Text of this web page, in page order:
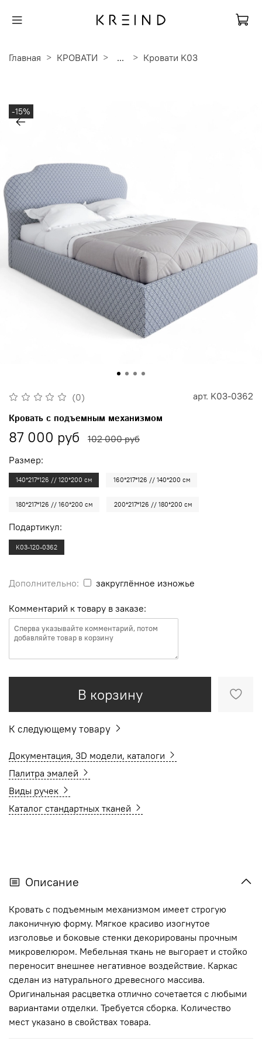
Главная КРОВАТИ ... Кровати K03
-15%
(0) арт. K03-0362
Кровать с подъемным механизмом
87 000 руб 102 000 руб
Дополнительно: закруглённое изножье
Комментарий к товару в заказе:
В корзину
К следующему товару
Документация, 3D модели, каталоги
Палитра эмалей
Виды ручек
Каталог стандартных тканей
Размер:
140*217*126 // 120*200 см 160*217*126 // 140*200 см
180*217*126 // 160*200 см 200*217*126 // 180*200 см
Подартикул:
K03-120-0362
Описание
Кровать с подъемным механизмом имеет строгую
лаконичную форму. Мягкое красиво изогнутое
изголовье и боковые стенки декорированы прочным
микровелюром. Мебельная ткань не выгорает и стойко
переносит внешнее негативное воздействие. Каркас
сделан из натурального древесного массива.
Оригинальная расцветка отлично сочетается с любыми
вариантами отделки. Требуется сборка. Количество
мест указано в свойствах товара.